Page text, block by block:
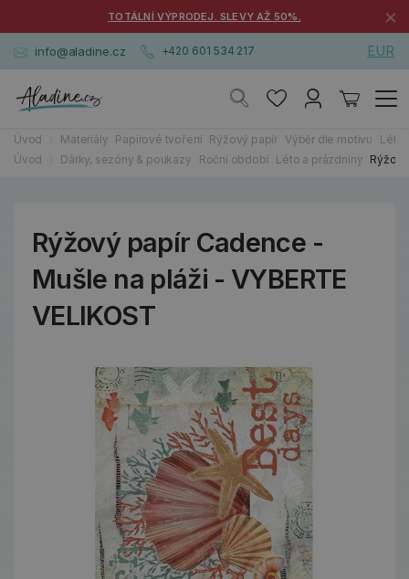
TOTÁLNÍ VÝPRODEJ. SLEVY AŽ 50%. ×
info@aladine.cz +420 601 534 217 EUR
Úvod Materiály Papírové tvoření Rýžový papír Výběr dle motivu
Úvod
Dárky, sezóny & poukazy Roční období Léto a prázdniny
Rýžový papír Cadence -
Mušle na pláži - VYBERTE
VELIKOST